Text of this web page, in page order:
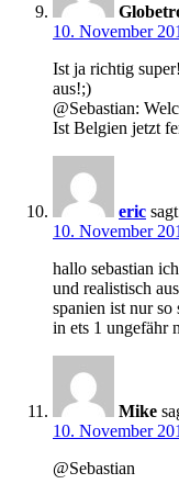
10. November
Ist ja richtig
aus!;)
@Sebastian:
Ist Belgien jetzt
eric
10. November
hallo sebastian
und realistisch
spanien ist nur so
in ets 1 ungefähr
Mike
10. November
@Sebastian